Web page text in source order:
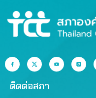
ติดต่อสภา